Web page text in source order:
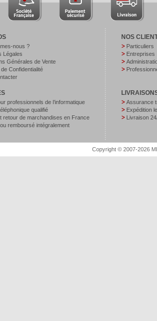
nous ?
Légales
Générales de Vente
de Confidentialité
professionnels de l’informatique
qualifié
retour de marchandises en France
remboursé intégralement
NOS
Particuliers
Entreprises
Assurance
Expédition
Livraison
Copyright © 2007-2026